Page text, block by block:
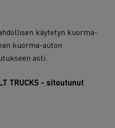
käytetyn kuorma-
kuorma-auton
asti.
TRUCKS - sitoutunut